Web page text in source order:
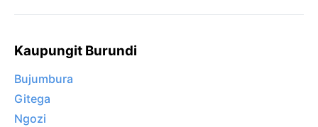
Kaupungit Burundi
Bujumbura
Gitega
Ngozi